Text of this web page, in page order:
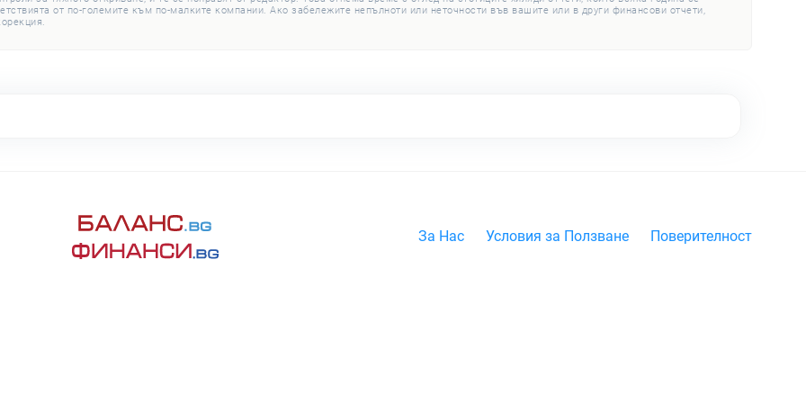
от по-големите към по-малките компании. Ако забележите непълноти или неточности във вашите или в други финансови отчети,
За Нас Условия за Ползване Поверителност